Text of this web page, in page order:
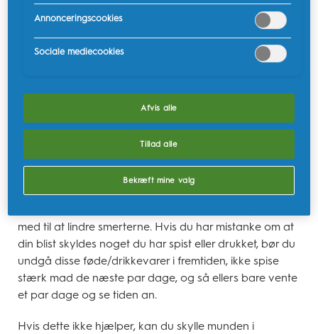
Her får du en oversigt over de vigtigste årsager til
blister på tungen.
Du kan brænde tungen på varm mad og drikke eller
komme til at bide i den, ligesom visse fødevarer kan
skade tungen. Resultatet kan være blister eller åbne sår
i munden.
Har du brændt tungen kan smerten lindres med
med til at lindre smerterne. Hvis du har mistanke om at
din blist skyldes noget du har spist eller drukket, bør du
undgå disse føde/drikkevarer i fremtiden, ikke spise
stærk mad de næste par dage, og så ellers bare vente
et par dage og se tiden an.
Hvis dette ikke hjælper, kan du skylle munden i
Annonceringscookies
Sociale mediecookies
Afvis alle
Tillad alle
Bekræft mine valg